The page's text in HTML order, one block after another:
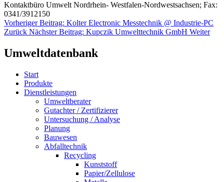
Kontaktbüro Umwelt Nordrhein- Westfalen-Nordwestsachsen; Fax:
0341/3912150
Vorheriger Beitrag: Kolter Electronic Messtechnik @ Industrie-PC
Zurück Nächster Beitrag: Kupczik Umwelttechnik GmbH Weiter
Umweltdatenbank
Start
Produkte
Dienstleistungen
Umweltberater
Gutachter / Zertifizierer
Untersuchung / Analyse
Planung
Bauwesen
Abfalltechnik
Recycling
Kunststoff
Papier/Zellulose